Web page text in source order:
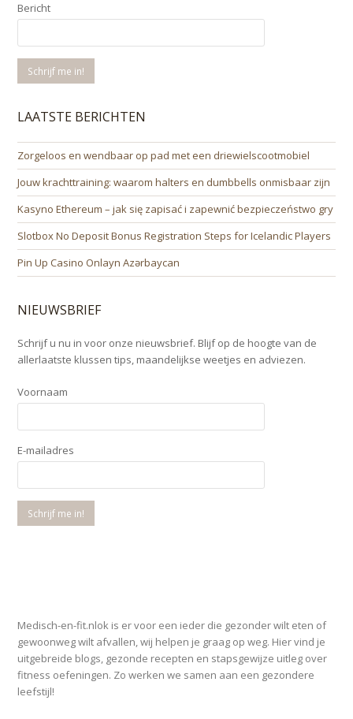
Bericht
LAATSTE BERICHTEN
Zorgeloos en wendbaar op pad met een driewielscootmobiel
Jouw krachttraining: waarom halters en dumbbells onmisbaar zijn
Kasyno Ethereum – jak się zapisać i zapewnić bezpieczeństwo gry
Slotbox No Deposit Bonus Registration Steps for Icelandic Players
Pin Up Casino Onlayn Azərbaycan
NIEUWSBRIEF
Schrijf u nu in voor onze nieuwsbrief. Blijf op de hoogte van de
allerlaatste klussen tips, maandelijkse weetjes en adviezen.
Voornaam
E-mailadres
Medisch-en-fit.nlok is er voor een ieder die gezonder wilt eten of
gewoonweg wilt afvallen, wij helpen je graag op weg. Hier vind je
uitgebreide blogs, gezonde recepten en stapsgewijze uitleg over
fitness oefeningen. Zo werken we samen aan een gezondere
leefstijl!